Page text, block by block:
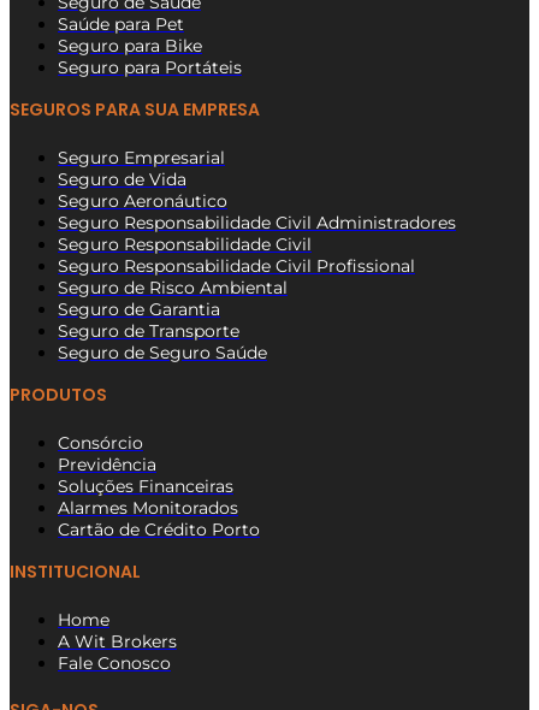
Saúde para Pet
Seguro para Bike
Seguro para Portáteis
SEGUROS PARA SUA EMPRESA
Seguro Empresarial
Seguro de Vida
Seguro Aeronáutico
Seguro Responsabilidade Civil Administradores
Seguro Responsabilidade Civil
Seguro Responsabilidade Civil Profissional
Seguro de Risco Ambiental
Seguro de Garantia
Seguro de Transporte
Seguro de Seguro Saúde
PRODUTOS
Consórcio
Previdência
Soluções Financeiras
Alarmes Monitorados
Cartão de Crédito Porto
INSTITUCIONAL
Home
A Wit Brokers
Fale Conosco